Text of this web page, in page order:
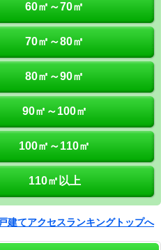
60㎡～70㎡
70㎡～80㎡
80㎡～90㎡
90㎡～100㎡
100㎡～110㎡
110㎡以上
建てアクセスランキングトップへ